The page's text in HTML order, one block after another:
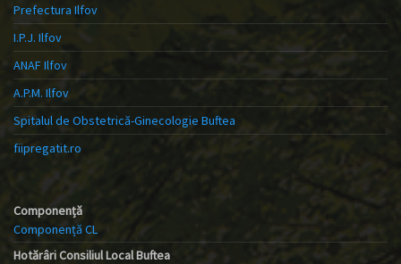
Prefectura Ilfov
I.P.J. Ilfov
ANAF Ilfov
A.P.M. Ilfov
Spitalul de Obstetrică-Ginecologie Buftea
fiipregatit.ro
Componență
Componență CL
Hotărâri Consiliul Local Buftea